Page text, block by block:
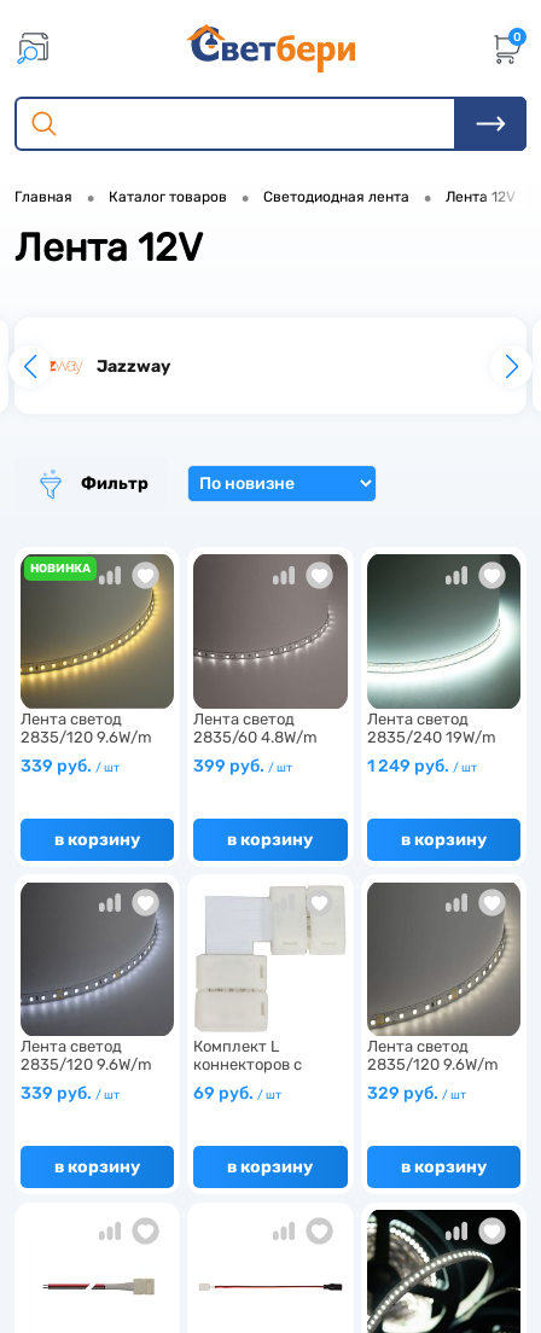
0
Главная • Каталог товаров • Светодиодная лента • Лента 12V
Лента 12V
Jazzway
33
62
1
2
2
16
3
1
Фильтр
НОВИНКА
Лента светод
2835/120 9.6W/m
12V IP2…
339 руб. / шт
в корзину
Лента светод
2835/60 4.8W/m
12V IP20…
399 руб./ шт
в корзину
Лента светод
2835/240 19W/m
12V IP20…
1 249 руб. / шт
в корзину
Лента светод
2835/120 9.6W/m
12V IP2…
339 руб. / шт
в корзину
Комплект L
коннекторов с
соединителе…
69 руб./ шт
в корзину
Лента светод
2835/120 9.6W/m
12V IP2…
329 руб. / шт
в корзину